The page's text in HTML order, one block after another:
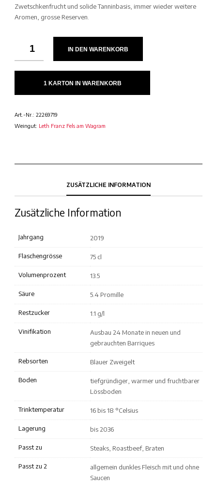
Zwetschkenfrucht und solide Tanninbasis, immer wieder weitere
Aromen, grosse Reserven.
IN DEN WARENKORB
1 KARTON IN WARENKORB
Art.-Nr.: 22269719
Weingut: Leth Franz Fels am Wagram
ZUSÄTZLICHE INFORMATION
Zusätzliche Information
Jahrgang 2019
Flaschengrösse 75 cl
Volumenprozent 13.5
Säure 5.4 Promille
Restzucker 1.1 g/l
Vinifikation
Ausbau 24 Monate in neuen und
gebrauchten Barriques
Rebsorten Blauer Zweigelt
Boden
tiefgründiger, warmer und fruchtbarer
Lössboden
Trinktemperatur 16 bis 18 °Celsius
Lagerung bis 2036
Passt zu Steaks, Roastbeef, Braten
Passt zu 2
allgemein dunkles Fleisch mit und ohne
Saucen